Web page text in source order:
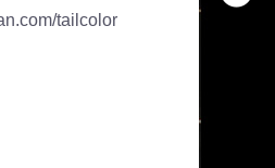
tailcolor